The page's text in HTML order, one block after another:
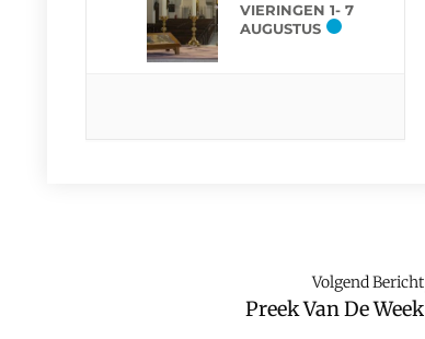
VIERINGEN 1- 7
AUGUSTUS
Volgend Bericht
Preek Van De Week